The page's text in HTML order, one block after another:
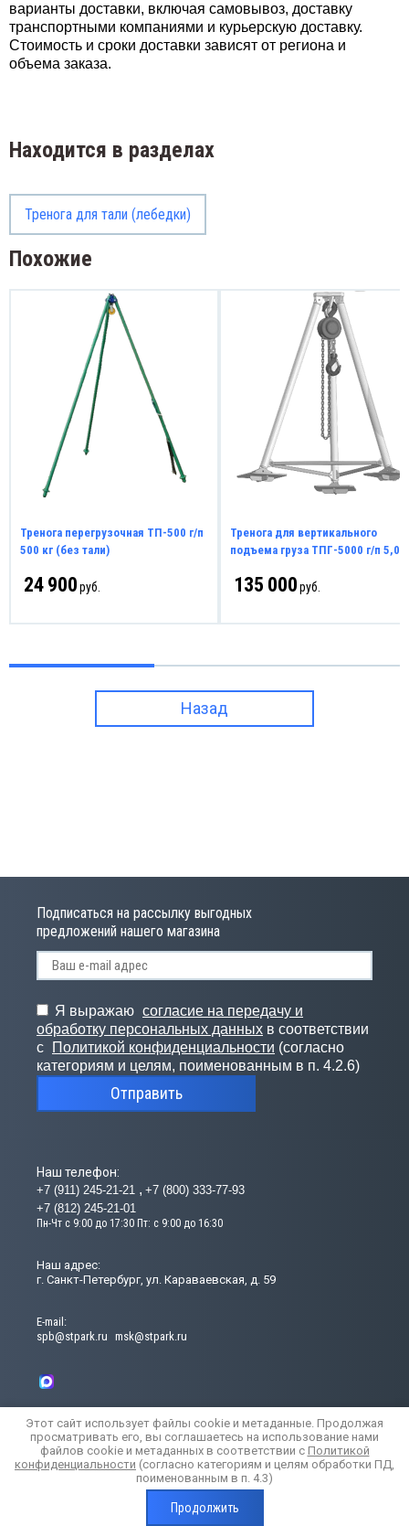
варианты доставки, включая самовывоз, доставку
транспортными компаниями и курьерскую доставку.
Стоимость и сроки доставки зависят от региона и
объема заказа.
Находится в разделах
Тренога для тали (лебедки)
Похожие
Тренога перегрузочная ТП-500 г/п
500 кг (без тали)
24 900руб.
Тренога для вертикального
подъема груза ТПГ-5000 г/п 5,0 т
135 000руб.
Назад
Наш телефон:
+7 (911) 245-21-21
+7 (800) 333-77-93
+7 (812) 245-21-01
Пн-Чт с 9:00 до 17:30 Пт: с 9:00 до 16:30
Наш адрес:
г. Санкт-Петербург, ул. Караваевская, д. 59
Е-mail:
spb@stpark.ru msk@stpark.ru
Подписаться на рассылку выгодных
предложений нашего магазина
Я выражаю согласие на передачу и
обработку персональных данных в соответствии
с
Политикой конфиденциальности (согласно
категориям и целям, поименованным в п. 4.2.6)
Отправить
© [2024] [StroyTehPark]
Политика конфиденциальности
Мегагрупп.ру
Этот сайт использует файлы cookie и метаданные. Продолжая
просматривать его, вы соглашаетесь на использование нами
файлов cookie и метаданных в соответствии с Политикой
конфиденциальности (согласно категориям и целям обработки ПД,
поименованным в п. 4.3)
Продолжить